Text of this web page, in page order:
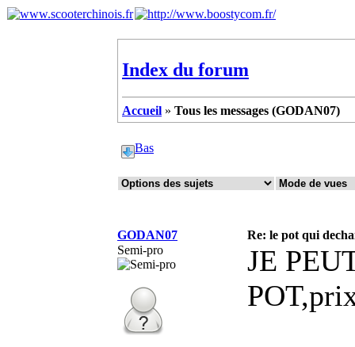
Index du forum
Accueil » Tous les messages (GODAN07)
Bas
GODAN07
Re: le pot qui
Semi-pro
JE